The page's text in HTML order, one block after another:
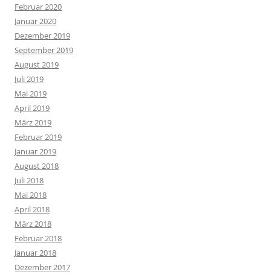
Februar 2020
Januar 2020
Dezember 2019
September 2019
August 2019
Juli 2019
Mai 2019
April 2019
März 2019
Februar 2019
Januar 2019
August 2018
Juli 2018
Mai 2018
April 2018
März 2018
Februar 2018
Januar 2018
Dezember 2017